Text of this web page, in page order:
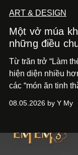
ART & DESIGN
Một vở múa
những điều
Từ trăn trở “Làm
hiện diện nhiều
các “món ăn tinh
phẩm múa đương
08.05.2026 by Y My